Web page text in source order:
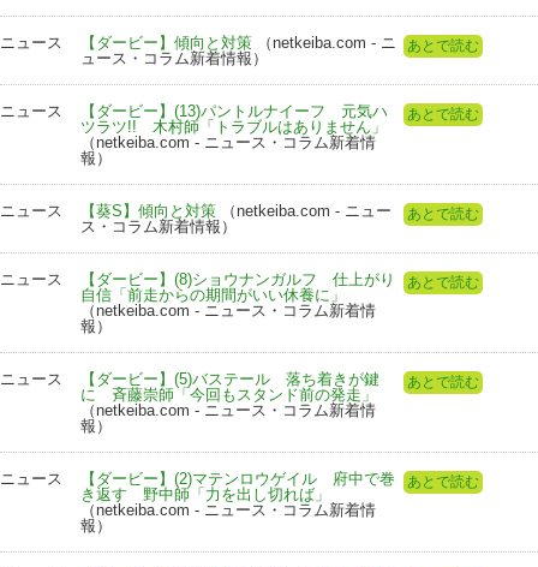
ニュース 【ダービー】傾向と対策 （netkeiba.com - ニ
ュース・コラム新着情報）
あとで読む
ニュース
【ダービー】(13)パントルナイーフ 元気ハ
ツラツ!! 木村師「トラブルはありません」
（netkeiba.com - ニュース・コラム新着情
報）
あとで読む
ニュース 【葵S】傾向と対策 （netkeiba.com - ニュー
ス・コラム新着情報）
あとで読む
ニュース
【ダービー】(8)ショウナンガルフ 仕上がり
自信「前走からの期間がいい休養に」
（netkeiba.com - ニュース・コラム新着情
報）
あとで読む
ニュース
【ダービー】(5)バステール 落ち着きが鍵
に 斉藤崇師「今回もスタンド前の発走」
（netkeiba.com - ニュース・コラム新着情
報）
あとで読む
ニュース
【ダービー】(2)マテンロウゲイル 府中で巻
き返す 野中師「力を出し切れば」
（netkeiba.com - ニュース・コラム新着情
報）
あとで読む